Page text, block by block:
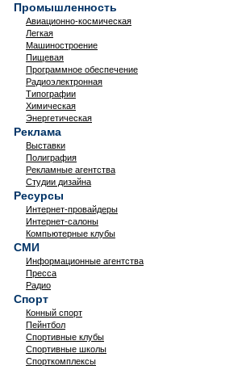
Промышленность
Авиационно-космическая
Легкая
Машиностроение
Пищевая
Программное обеспечение
Радиоэлектронная
Типографии
Химическая
Энергетическая
Реклама
Выставки
Полиграфия
Рекламные агентства
Студии дизайна
Ресурсы
Интернет-провайдеры
Интернет-салоны
Компьютерные клубы
СМИ
Информационные агентства
Пресса
Радио
Спорт
Конный спорт
Пейнтбол
Спортивные клубы
Спортивные школы
Спорткомплексы